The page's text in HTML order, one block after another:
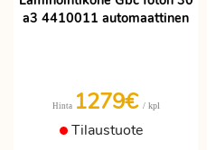
a3 4410011 automaattinen
Hinta 1279€ / kpl
Tilaustuote